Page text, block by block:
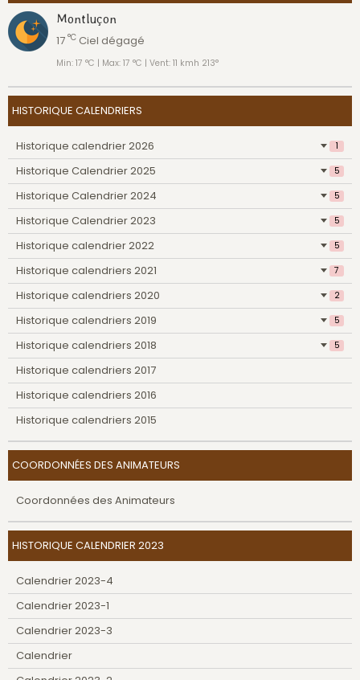
Montluçon
17 °C Ciel dégagé
Min: 17 °C | Max: 17 °C | Vent: 11 kmh 213°
HISTORIQUE CALENDRIERS
Historique calendrier 2026 1
Historique Calendrier 2025 5
Historique Calendrier 2024 5
Historique Calendrier 2023 5
Historique calendrier 2022 5
Historique calendriers 2021 7
Historique calendriers 2020 2
Historique calendriers 2019 5
Historique calendriers 2018 5
Historique calendriers 2017
Historique calendriers 2016
Historique calendriers 2015
COORDONNÉES DES ANIMATEURS
Coordonnées des Animateurs
HISTORIQUE CALENDRIER 2023
Calendrier 2023-4
Calendrier 2023-1
Calendrier 2023-3
Calendrier